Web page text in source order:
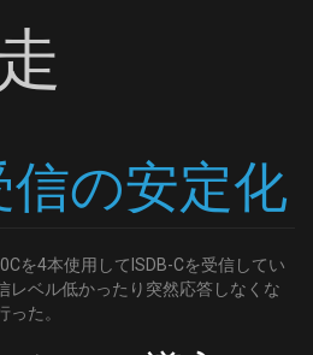
信の安定化
を4本使用してISDB-Cを受信してい
レベル低かったり突然応答しなくな
た。